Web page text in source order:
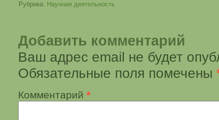
Рубрика: Научная деятельность
Добавить комментарий
Ваш адрес email не будет
Обязательные поля помечены
Комментарий *